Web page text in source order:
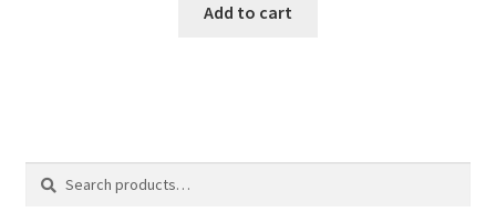
Add to cart
Search
Search